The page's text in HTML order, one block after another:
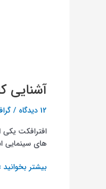
آشنایی
12 دیدگاه /
های سینمایی
بیشتر بخوانید